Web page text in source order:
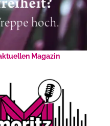
Magazin